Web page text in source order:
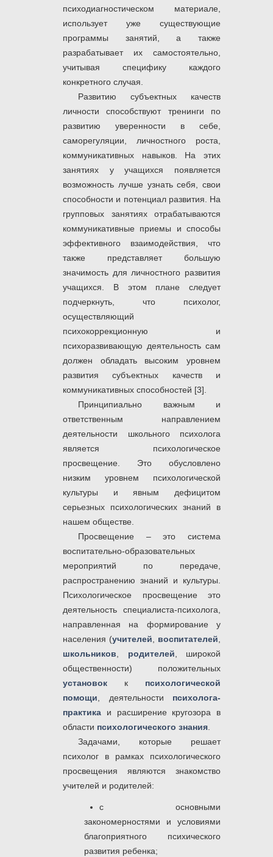
психодиагностическом материале,
использует уже существующие
программы занятий, а также
разрабатывает их самостоятельно,
учитывая специфику каждого
конкретного случая.
Развитию субъектных качеств
личности способствуют тренинги по
развитию уверенности в себе,
саморегуляции, личностного роста,
коммуникативных навыков. На этих
занятиях у учащихся появляется
возможность лучше узнать себя, свои
способности и потенциал развития. На
групповых занятиях отрабатываются
коммуникативные приемы и способы
эффективного взаимодействия, что
также представляет большую
значимость для личностного развития
учащихся. В этом плане следует
подчеркнуть, что психолог,
осуществляющий
психокоррекционную и
психоразвивающую деятельность сам
должен обладать высоким уровнем
развития субъектных качеств и
коммуникативных способностей [3].
Принципиально важным и
ответственным направлением
деятельности школьного психолога
является психологическое
просвещение. Это обусловлено
низким уровнем психологической
культуры
и явным дефицитом
серьезных психологичес­ких знаний в
нашем обществе.
Просвещение – это система
воспитательно-образовательных
мероприятий по передаче,
распространению знаний и культуры.
Психологическое просвещение это
деятельность специалиста-психолога,
направленная на формирование у
населения (учителей воспитателей
школьников
родителей , широкой
общественности) положительных
установок к психологической
помощи , деятельности психолога-
практика и расширение кругозора в
области психологического знания
Задачами, которые решает
психолог в рамках психологического
просвещения являются знакомство
учителей и родителей:
с основными
закономерностями и условиями
благоприятного психического
развития ребенка;